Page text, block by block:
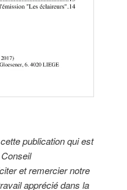
publication qui est
et remercier notre
apprécié dans la